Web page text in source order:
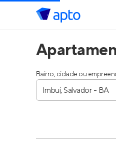
Bairro, cidade ou